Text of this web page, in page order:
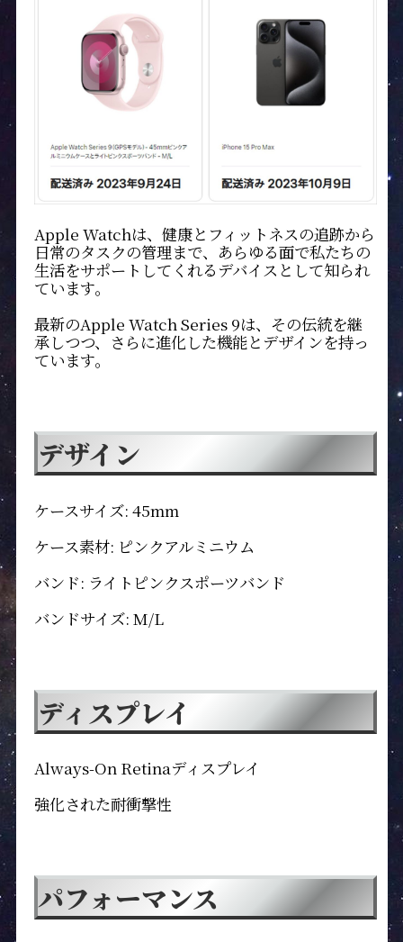
Apple Watchは、健康とフィットネスの追跡から
日常のタスクの管理まで、あらゆる面で私たちの
生活をサポートしてくれるデバイスとして知られ
ています。
最新のApple Watch Series 9は、その伝統を継
承しつつ、さらに進化した機能とデザインを持っ
ています。
デザイン
ケースサイズ: 45mm
ケース素材: ピンクアルミニウム
バンド: ライトピンクスポーツバンド
バンドサイズ: M/L
ディスプレイ
Always-On Retinaディスプレイ
強化された耐衝撃性
パフォーマンス